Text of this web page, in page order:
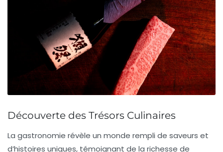
Découverte des Trésors Culinaires
La gastronomie révèle un monde rempli de saveurs et
d’histoires uniques, témoignant de la richesse de